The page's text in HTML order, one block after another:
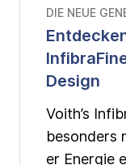
der
DIE NEUE
Design
Voith’s
besonders
er Energie